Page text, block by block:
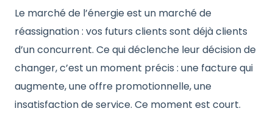
Le marché de l’énergie est un marché de
réassignation : vos futurs clients sont déjà clients
d’un concurrent. Ce qui déclenche leur décision de
changer, c’est un moment précis : une facture qui
augmente, une offre promotionnelle, une
insatisfaction de service. Ce moment est court.